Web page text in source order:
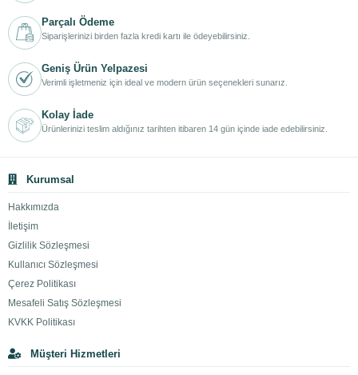
Parçalı Ödeme
Siparişlerinizi birden fazla kredi kartı ile ödeyebilirsiniz.
Geniş Ürün Yelpazesi
Verimli işletmeniz için ideal ve modern ürün seçenekleri sunarız.
Kolay İade
Ürünlerinizi teslim aldığınız tarihten itibaren 14 gün içinde iade edebilirsiniz.
Kurumsal
Hakkımızda
İletişim
Gizlilik Sözleşmesi
Kullanıcı Sözleşmesi
Çerez Politikası
Mesafeli Satış Sözleşmesi
KVKK Politikası
Müşteri Hizmetleri